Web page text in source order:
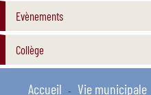
Evènements
Collège
Accueil - Vie municipale